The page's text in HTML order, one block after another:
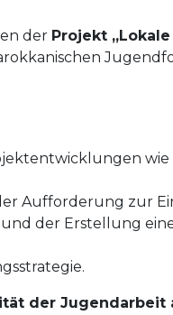
der Projekt
wie
Aufforderung zur
der Erstellung
der Jugendarbeit